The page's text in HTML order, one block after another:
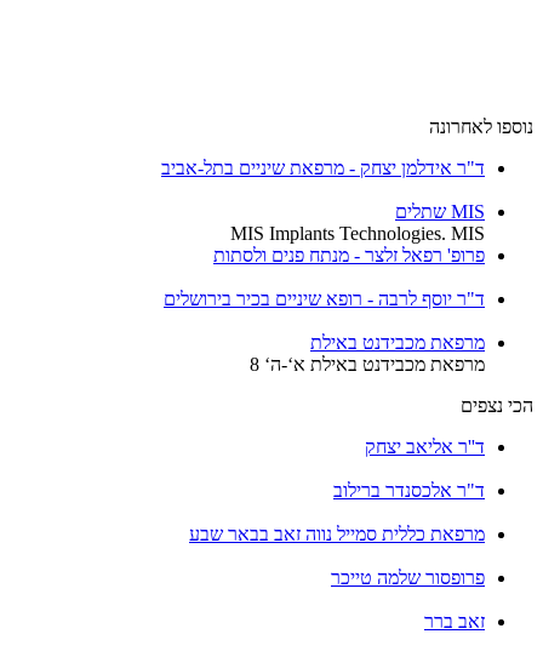
נוספו לאחרונה
ד"ר אידלמן יצחק - מרפאת שיניים בתל-אביב
MIS שתלים
MIS Implants Technologies. MIS
פרופ' רפאל זלצר - מנתח פנים ולסתות
ד"ר יוסף לרבה - רופא שיניים בכיר בירושלים
מרפאת מכבידנט באילת
מרפאת מכבידנט באילת א‘-ה‘ 8
הכי נצפים
ד''ר אליאב יצחק
ד"ר אלכסנדר ברילוב
מרפאת כללית סמייל נווה זאב בבאר שבע
פרופסור שלמה טייכר
זאב ברר